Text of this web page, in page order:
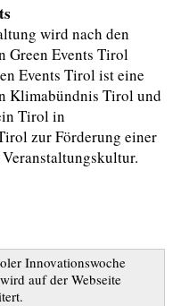
wird nach den
Green Events Tirol
Events Tirol ist eine
Klimabündnis Tirol und
Tirol in
zur Förderung einer
Innovationswoche
auf der Webseite